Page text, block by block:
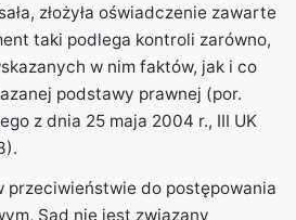
złożyła oświadczenie zawarte
taki podlega kontroli zarówno,
w nim faktów, jak i co
podstawy prawnej (por.
z dnia 25 maja 2004 r., III UK
przeciwieństwie do postępowania
Sąd nie jest związany